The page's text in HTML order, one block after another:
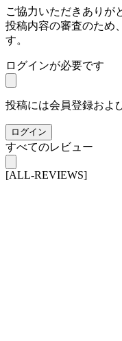
ご協力いただきありが
投稿内容の審査のため
す。
ログインが必要です
投稿には会員登録およ
ログイン
すべてのレビュー
[ALL-REVIEWS]